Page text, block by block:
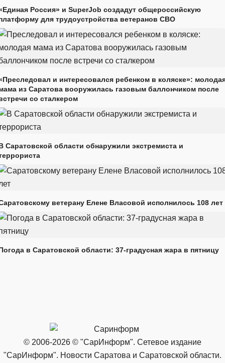
Россия» и SuperJob создадут общероссийскую
для трудоустройства ветеранов СВО
и интересовался ребенком в коляске»:
из Саратова вооружилась газовым баллончиком после
со сталкером
Саратовской области обнаружили экстремиста и
ветерану Елене Власовой исполнилось 108 лет
в Саратовской области: 37-градусная жара в пятницу
© 2006-2026 © "СарИнформ". Сетевое издание
"СарИнформ". Новости Саратова и Саратовской области.